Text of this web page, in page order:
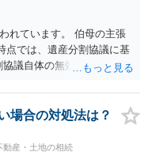
れています。 伯母の主張
では、遺産分割協議に基
議自体の無効を裁判所が
祖母様の認知能力に関する
の効力が否定される可能性
わっていること ・御祖母
にあったかの立証が困難
の効力が否定される可能
場合の対処法は？
動産・土地の相続